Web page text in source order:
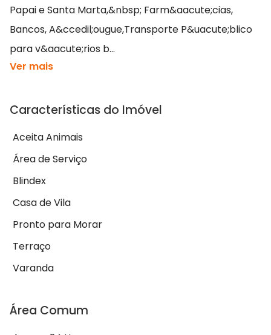
Papai e Santa Marta,&nbsp; Farm&aacute;cias,
Bancos, A&ccedil;ougue,Transporte P&uacute;blico
para v&aacute;rios b...
Ver mais
Características do Imóvel
Aceita Animais
Área de Serviço
Blindex
Casa de Vila
Pronto para Morar
Terraço
Varanda
Área Comum